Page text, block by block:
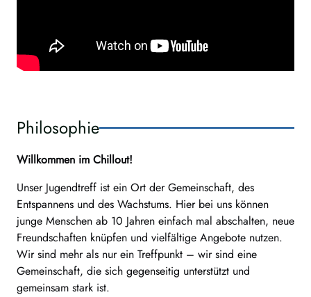
Philosophie
Willkommen im Chillout!
Unser Jugendtreff ist ein Ort der Gemeinschaft, des
Entspannens und des Wachstums. Hier bei uns können
junge Menschen ab 10 Jahren einfach mal abschalten, neue
Freundschaften knüpfen und vielfältige Angebote nutzen.
Wir sind mehr als nur ein Treffpunkt – wir sind eine
Gemeinschaft, die sich gegenseitig unterstützt und
gemeinsam stark ist.